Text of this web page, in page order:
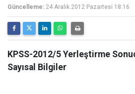
Güncelleme: 24 Aralık 2012 Pazartesi 18:16
KPSS-2012/5 Yerleştirme
Sayısal Bilgiler